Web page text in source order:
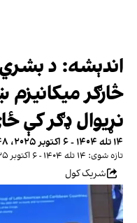
اندېشه: د
څارګر
نړیوال ډګر کې
۱۴ تله ۱۴۰۴ - ۶ اکتوبر ۲۰۲۵، ۱۱:۴۸ GMT+۱
تازه شوی: ۱۴ تله ۱۴۰۴ - ۶ اکتوبر ۲۰۲۵، ۱۳:۱۴ GMT+۱
شریک کول